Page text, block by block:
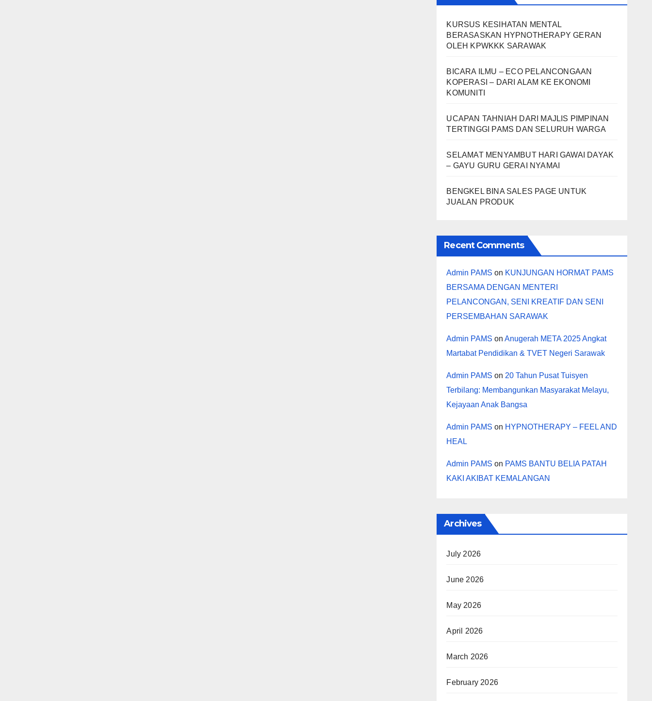
KURSUS KESIHATAN MENTAL
BERASASKAN HYPNOTHERAPY GERAN
OLEH KPWKKK SARAWAK
BICARA ILMU – ECO PELANCONGAAN
KOPERASI – DARI ALAM KE EKONOMI
KOMUNITI
UCAPAN TAHNIAH DARI MAJLIS PIMPINAN
TERTINGGI PAMS DAN SELURUH WARGA
SELAMAT MENYAMBUT HARI GAWAI DAYAK
– GAYU GURU GERAI NYAMAI
BENGKEL BINA SALES PAGE UNTUK
JUALAN PRODUK
Recent Comments
Admin PAMS on KUNJUNGAN HORMAT PAMS
BERSAMA DENGAN MENTERI
PELANCONGAN, SENI KREATIF DAN SENI
PERSEMBAHAN SARAWAK
Admin PAMS onAnugerah META 2025 Angkat
Martabat Pendidikan & TVET Negeri Sarawak
Admin PAMS on 20 Tahun Pusat Tuisyen
Terbilang: Membangunkan Masyarakat Melayu,
Kejayaan Anak Bangsa
Admin PAMS on HYPNOTHERAPY – FEEL AND
HEAL
Admin PAMS on PAMS BANTU BELIA PATAH
KAKI AKIBAT KEMALANGAN
Archives
July 2026
June 2026
May 2026
April 2026
March 2026
February 2026